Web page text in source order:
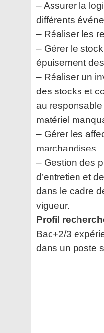
– Assurer la
différents
– Réaliser les
– Gérer le
épuisement
– Réaliser un
des stocks et
au
matériel
– Gérer les
marchandises.
– Gestion des
d’entretien et
dans le cadre
vigueur.
Profil
Bac+2/3
dans un poste